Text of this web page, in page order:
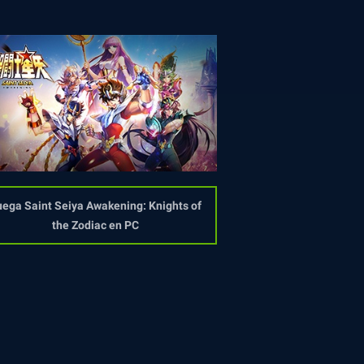
Saint Seiya Awakening: Knights of
the Zodiac en PC